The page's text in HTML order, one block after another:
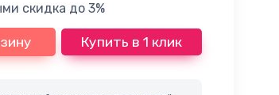
скидка до 3%
Купить в 1 клик